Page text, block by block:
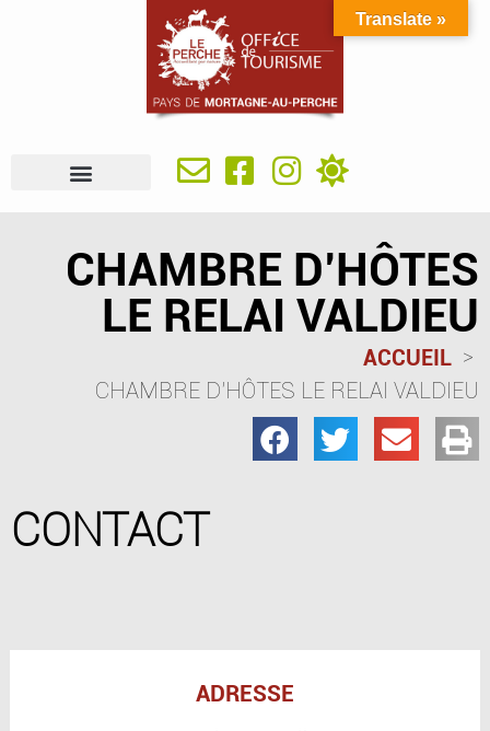
CHAMBRE D’HÔTES
LE RELAI VALDIEU
ACCUEIL
CHAMBRE D’HÔTES LE RELAI VALDIEU
CONTACT
ADRESSE
Translate »